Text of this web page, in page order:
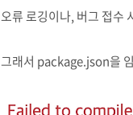
오류 로깅이나, 버그 접수
그래서 package.json을